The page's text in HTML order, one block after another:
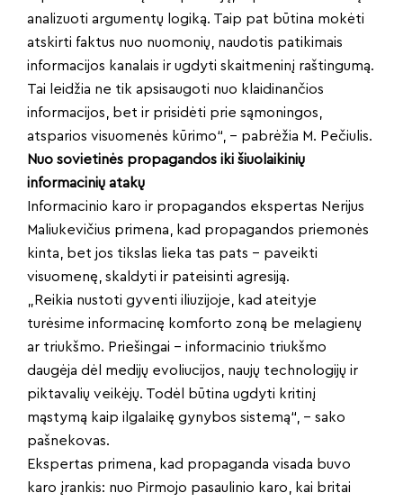
analizuoti argumentų logiką. Taip pat būtina mokėti
atskirti faktus nuo nuomonių, naudotis patikimais
informacijos kanalais ir ugdyti skaitmeninį raštingumą.
Tai leidžia ne tik apsisaugoti nuo klaidinančios
informacijos, bet ir prisidėti prie sąmoningos,
atsparios visuomenės kūrimo“, – pabrėžia M. Pečiulis.
Nuo sovietinės propagandos iki šiuolaikinių
informacinių atakų
Informacinio karo ir propagandos ekspertas Nerijus
Maliukevičius primena, kad propagandos priemonės
kinta, bet jos tikslas lieka tas pats – paveikti
visuomenę, skaldyti ir pateisinti agresiją.
„Reikia nustoti gyventi iliuzijoje, kad ateityje
turėsime informacinę komforto zoną be melagienų
ar triukšmo. Priešingai – informacinio triukšmo
daugėja dėl medijų evoliucijos, naujų technologijų ir
piktavalių veikėjų. Todėl būtina ugdyti kritinį
mąstymą kaip ilgalaikę gynybos sistemą“, – sako
pašnekovas.
Ekspertas primena, kad propaganda visada buvo
karo įrankis: nuo Pirmojo pasaulinio karo, kai britai